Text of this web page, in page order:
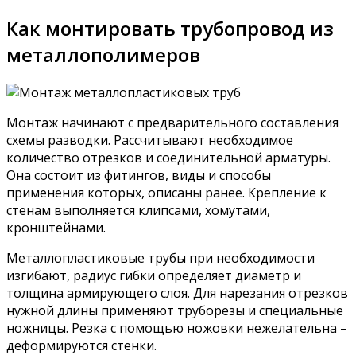
Как монтировать трубопровод из
металлополимеров
Монтаж начинают с предварительного составления
схемы разводки. Рассчитывают необходимое
количество отрезков и соединительной арматуры.
Она состоит из фитингов, виды и способы
применения которых, описаны ранее. Крепление к
стенам выполняется клипсами, хомутами,
кронштейнами.
Металлопластиковые трубы при необходимости
изгибают, радиус гибки определяет диаметр и
толщина армирующего слоя. Для нарезания отрезков
нужной длины применяют труборезы и специальные
ножницы. Резка с помощью ножовки нежелательна –
деформируются стенки.